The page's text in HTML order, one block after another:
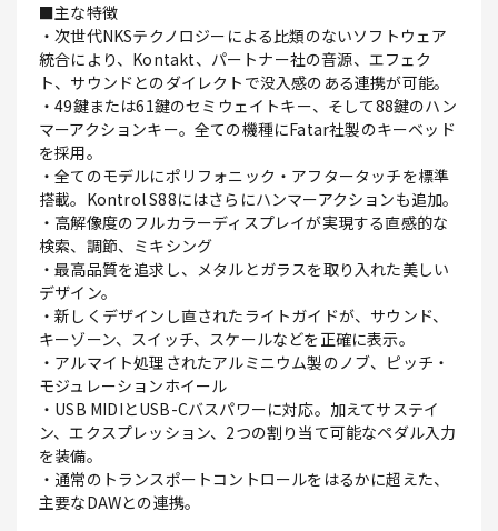
■主な特徴
・次世代NKSテクノロジーによる比類のないソフトウェア
統合により、Kontakt、パートナー社の音源、エフェク
ト、サウンドとのダイレクトで没入感のある連携が可能。
・49鍵または61鍵のセミウェイトキー、そして88鍵のハン
マーアクションキー。全ての機種にFatar社製のキーベッド
を採用。
・全てのモデルにポリフォニック・アフタータッチを標準
搭載。Kontrol S88にはさらにハンマーアクションも追加。
・高解像度のフルカラーディスプレイが実現する直感的な
検索、調節、ミキシング
・最高品質を追求し、メタルとガラスを取り入れた美しい
デザイン。
・新しくデザインし直されたライトガイドが、サウンド、
キーゾーン、スイッチ、スケールなどを正確に表示。
・アルマイト処理されたアルミニウム製のノブ、ピッチ・
モジュレーションホイール
・USB MIDIとUSB-Cバスパワーに対応。加えてサステイ
ン、エクスプレッション、2つの割り当て可能なペダル入力
を装備。
・通常のトランスポートコントロールをはるかに超えた、
主要なDAWとの連携。